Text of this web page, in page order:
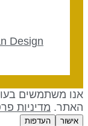
Design
משתמשים
מדיניות
אישור העדפות